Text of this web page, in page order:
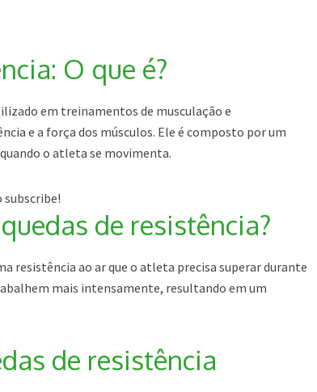
O que é?
em treinamentos de musculação e
e a força dos músculos. Ele é composto por um
o atleta se movimenta.
de resistência?
resistência ao ar que o atleta precisa superar durante
mais intensamente, resultando em um
de resistência